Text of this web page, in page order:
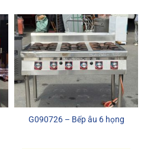
G090726 – Bếp âu 6 họng